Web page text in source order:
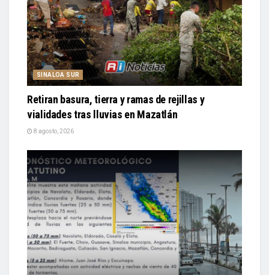
SINALOA SUR
Retiran basura, tierra y ramas de rejillas y
vialidades tras lluvias en Mazatlán
8 agosto, 2026